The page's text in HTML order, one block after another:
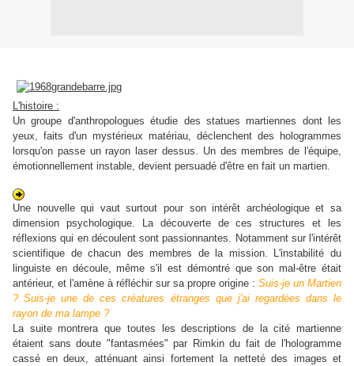
L'histoire :
Un groupe d'anthropologues étudie des statues martiennes dont les
yeux, faits d'un mystérieux matériau, déclenchent des hologrammes
lorsqu'on passe un rayon laser dessus. Un des membres de l'équipe,
émotionnellement instable, devient persuadé d'être en fait un martien.
Une nouvelle qui vaut surtout pour son intérêt archéologique et sa
dimension psychologique. La découverte de ces structures et les
réflexions qui en découlent sont passionnantes. Notamment sur l'intérêt
scientifique de chacun des membres de la mission. L'instabilité du
linguiste en découle, même s'il est démontré que son mal-être était
antérieur, et l'amène à réfléchir sur sa propre origine : Suis-je un Martien
? Suis-je une de ces créatures étranges que j'ai regardées dans le
rayon de ma lampe ?
La suite montrera que toutes les descriptions de la cité martienne
étaient sans doute "fantasmées" par Rimkin du fait de l'hologramme
cassé en deux, atténuant ainsi fortement la netteté des images et